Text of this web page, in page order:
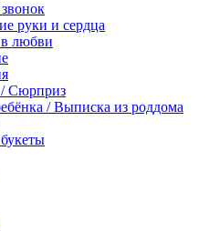
руки и сердца
любви
/ Сюрприз
/ Выписка из роддома